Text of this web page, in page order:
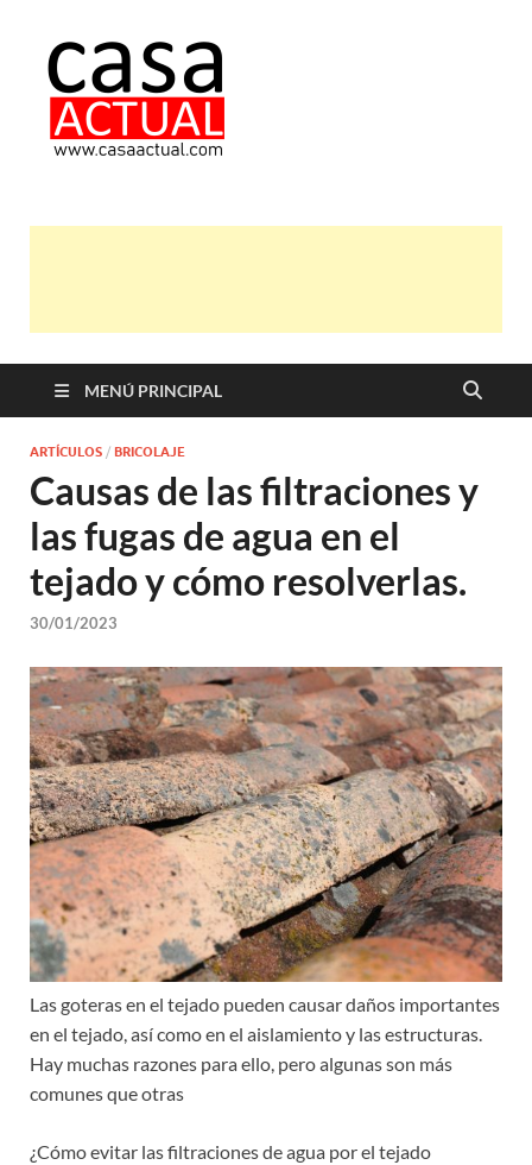
MENÚ PRINCIPAL
ARTÍCULOS / BRICOLAJE
Causas de las filtraciones y
las fugas de agua en el
tejado y cómo resolverlas.
30/01/2023
Las goteras en el tejado pueden causar daños importantes
en el tejado, así como en el aislamiento y las estructuras.
Hay muchas razones para ello, pero algunas son más
comunes que otras
¿Cómo evitar las filtraciones de agua por el tejado